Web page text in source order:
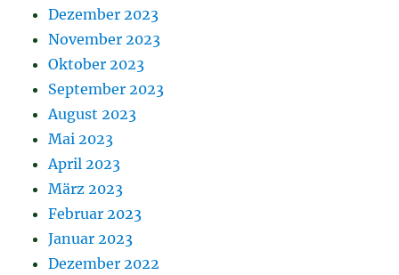
Dezember 2023
November 2023
Oktober 2023
September 2023
August 2023
Mai 2023
April 2023
März 2023
Februar 2023
Januar 2023
Dezember 2022